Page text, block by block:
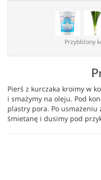
Przybliżony
Pierś z kurczaka kroimy w
i smażymy na oleju. Pod
plastry pora. Po
śmietanę i dusimy pod